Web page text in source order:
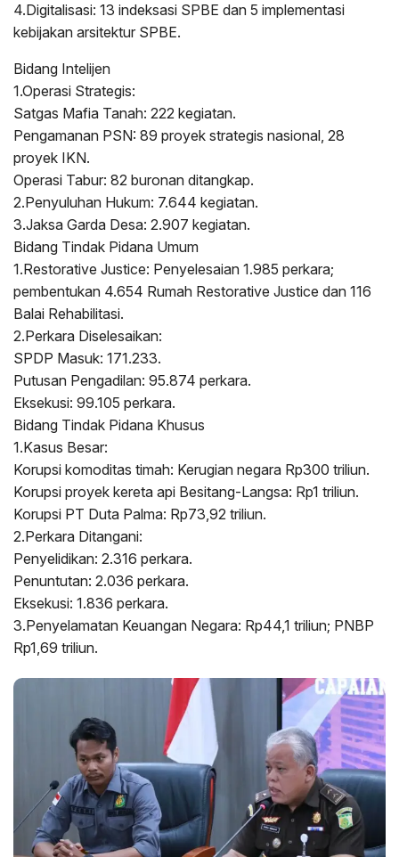
4.Digitalisasi: 13 indeksasi SPBE dan 5 implementasi
kebijakan arsitektur SPBE.
Bidang Intelijen
1.Operasi Strategis:
Satgas Mafia Tanah: 222 kegiatan.
Pengamanan PSN: 89 proyek strategis nasional, 28
proyek IKN.
Operasi Tabur: 82 buronan ditangkap.
2.Penyuluhan Hukum: 7.644 kegiatan.
3.Jaksa Garda Desa: 2.907 kegiatan.
Bidang Tindak Pidana Umum
1.Restorative Justice: Penyelesaian 1.985 perkara;
pembentukan 4.654 Rumah Restorative Justice dan 116
Balai Rehabilitasi.
2.Perkara Diselesaikan:
SPDP Masuk: 171.233.
Putusan Pengadilan: 95.874 perkara.
Eksekusi: 99.105 perkara.
Bidang Tindak Pidana Khusus
1.Kasus Besar:
Korupsi komoditas timah: Kerugian negara Rp300 triliun.
Korupsi proyek kereta api Besitang-Langsa: Rp1 triliun.
Korupsi PT Duta Palma: Rp73,92 triliun.
2.Perkara Ditangani:
Penyelidikan: 2.316 perkara.
Penuntutan: 2.036 perkara.
Eksekusi: 1.836 perkara.
3.Penyelamatan Keuangan Negara: Rp44,1 triliun; PNBP
Rp1,69 triliun.